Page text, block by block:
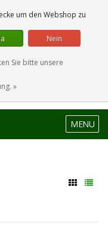
0 Artikel
MENU
um den Webshop zu
Nein
Sie bitte unsere
»